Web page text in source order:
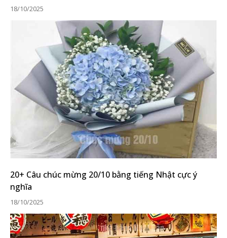
18/10/2025
20+ Câu chúc mừng 20/10 bằng tiếng Nhật cực ý
nghĩa
18/10/2025